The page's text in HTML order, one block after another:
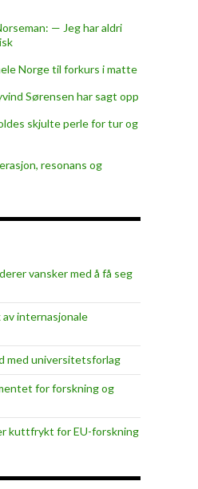
— Jeg har aldri
Norge til forkurs i matte
Sørensen har sagt opp
skjulte perle for tur og
resonans og
vansker med å få seg
internasjonale
med universitetsforlag
for forskning og
kuttfrykt for EU-forskning